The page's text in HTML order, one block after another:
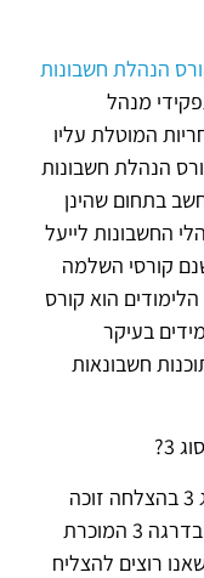
הנהלת חשבונות
מנהל
המוטלת עליו
הנהלת חשבונות
בתחום שהינן
החשבונות לייעל
קורסי השלמה
הוא קורס
התלמידים בעיקר
חשבונאות
3?
לאחר מעבר קורס הנהלת חשבונות סוג 3 בהצלחה זוכה
התלמיד לקבל תעודת מנהל חשבונות בדרגה 3 המוכרת
רוצים להצליח